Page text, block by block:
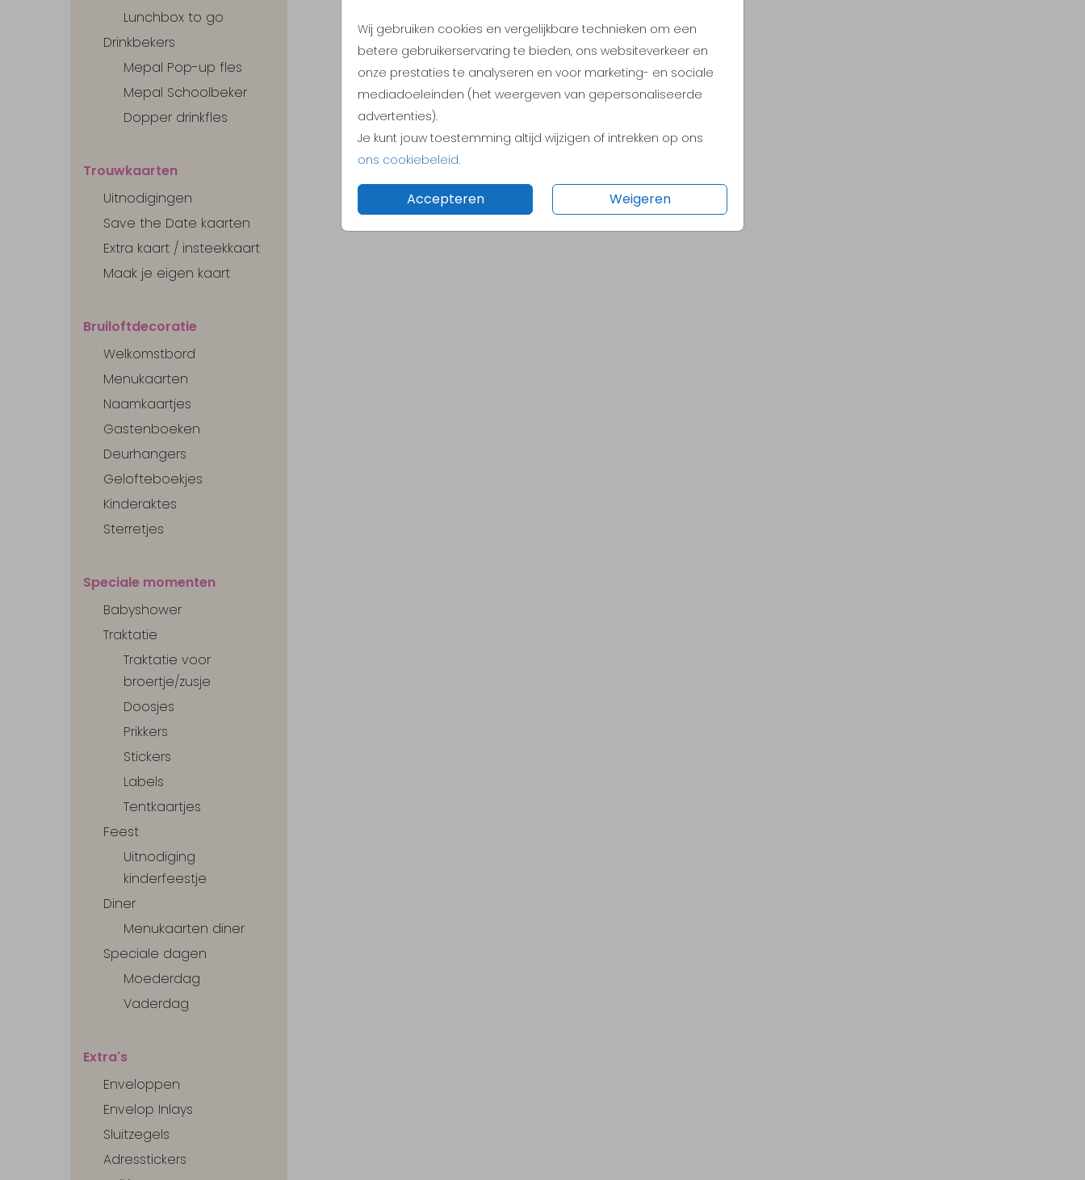
Wij gebruiken cookies en vergelijkbare technieken om een
betere gebruikerservaring te bieden, ons websiteverkeer en
onze prestaties te analyseren en voor marketing- en sociale
mediadoeleinden (het weergeven van gepersonaliseerde
advertenties).
Je kunt jouw toestemming altijd wijzigen of intrekken op ons
ons cookiebeleid.
Accepteren Weigeren
Lunchbox to go
Drinkbekers
Mepal Pop-up fles
Mepal Schoolbeker
Dopper drinkfles
Trouwkaarten
Uitnodigingen
Save the Date kaarten
Extra kaart / insteekkaart
Maak je eigen kaart
Bruiloftdecoratie
Welkomstbord
Menukaarten
Naamkaartjes
Gastenboeken
Deurhangers
Gelofteboekjes
Kinderaktes
Sterretjes
Speciale momenten
Babyshower
Traktatie
Traktatie voor
broertje/zusje
Doosjes
Prikkers
Stickers
Labels
Tentkaartjes
Feest
Uitnodiging
kinderfeestje
Diner
Menukaarten diner
Speciale dagen
Moederdag
Vaderdag
Extra's
Enveloppen
Envelop Inlays
Sluitzegels
Adresstickers